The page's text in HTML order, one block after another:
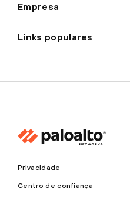
Empresa
Links populares
Privacidade
Centro de confiança